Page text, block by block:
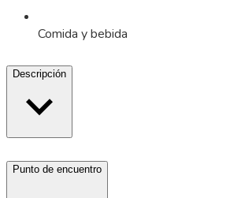
Comida y bebida
Descripción
Punto de encuentro